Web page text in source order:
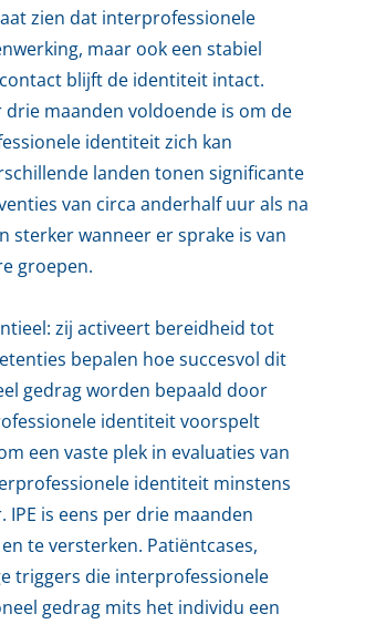
zien dat interprofessionele
maar ook een stabiel
blijft de identiteit intact.
maanden voldoende is om de
identiteit zich kan
landen tonen significante
van circa anderhalf uur als na
sterker wanneer er sprake is van
groepen.
zij activeert bereidheid tot
bepalen hoe succesvol dit
gedrag worden bepaald door
identiteit voorspelt
een vaste plek in evaluaties van
identiteit minstens
is eens per drie maanden
te versterken. Patiëntcases,
triggers die interprofessionele
gedrag mits het individu een